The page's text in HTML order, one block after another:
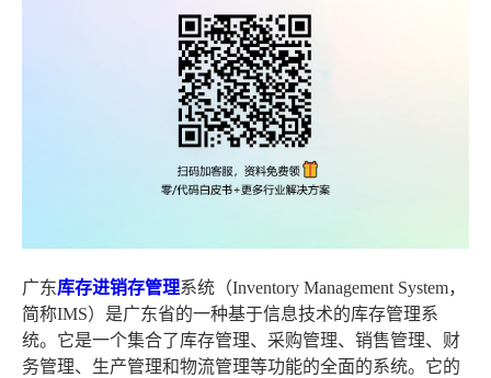
广东库存进销存管理系统（Inventory Management System，
简称IMS）是广东省的一种基于信息技术的库存管理系
统。它是一个集合了库存管理、采购管理、销售管理、财
务管理、生产管理和物流管理等功能的全面的系统。它的